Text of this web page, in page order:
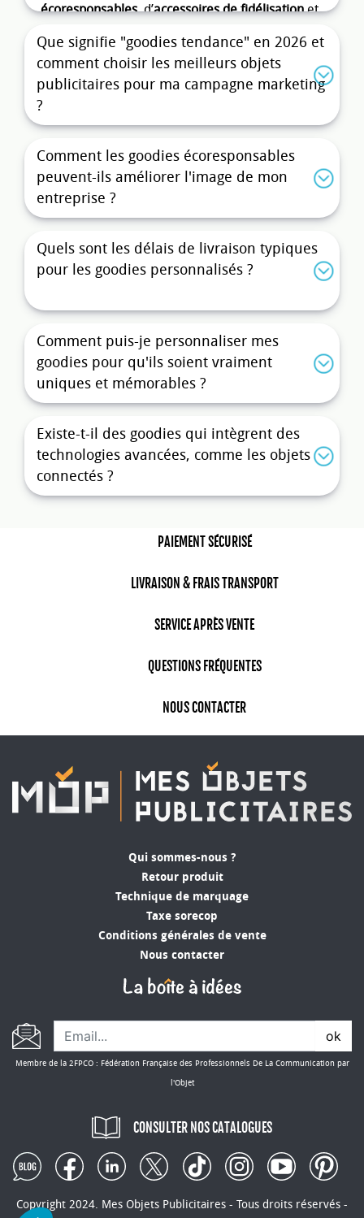
écoresponsables, d’accessoires de fidélisationet
conçus pour 2025. Des cadeaux d’affaires
durables auxgoodies écologiquesdesign, nous
vous aidons à anticiper les prochaines tendances
pour mieux marquer les esprits et soutenir vos
actions marketing.
Affirmez votre image avec desobjets
touristiquespensés pour capter l’attention.
Tendances phares 2026 : vers des
responsables
En 2025, la demande pour des
aussi forte. Fini les cadeaux jetables ou inutiles :
place à desobjets de communication durables
élégants et à réelle valeur ajoutée. Les matières
recyclées ou biosourcées sont devenues des
désormais :
Des gourdes
carnets réutilisablesavec pages
Goodies agence immobilière
goodie tendance 2025reflète les
valeurs de votre entreprise : éthique, innovation,
apprécieront de recevoir un accessoire utile et
éthique – un double impact positif pour votre
Des objets de fidélisation
innovants pour impressionner et
goodies d’entreprise tendance
contentent plus d’être beaux : ils doivent aussi
être utiles au quotidien. En anticipant les usages
au bureau, en déplacement ou à la maison, vous
maximisez l’impact de votre communication.
Voici quelques idées issues de notre collection
les salons professionnels ou les employés en
télétravail
Accessoires connectés(supports
smartphones, enceintes Bluetooth
Emballages zéro déchetréutilisables pour la
food ou les cosmétiques
Textiles techniques(t-shirts sport, bonnets,
chaussettes personnalisées) fabriqués en
Europe
Que signifie "goodies tendance" en 2026 et
comment choisir les meilleurs objets
publicitaires pour ma campagne marketing
?
Comment les goodies écoresponsables
peuvent-ils améliorer l'image de mon
entreprise ?
Quels sont les délais de livraison typiques
pour les goodies personnalisés ?
Comment puis-je personnaliser mes
goodies pour qu'ils soient vraiment
uniques et mémorables ?
Existe-t-il des goodies qui intègrent des
technologies avancées, comme les objets
connectés ?
PAIEMENT SÉCURISÉ
LIVRAISON & FRAIS TRANSPORT
SERVICE APRÈS VENTE
QUESTIONS FRÉQUENTES
NOUS CONTACTER
Qui sommes-nous ?
Retour produit
Technique de marquage
Taxe sorecop
Conditions générales de vente
Nous contacter
ok
Membre de la 2FPCO : Fédération Française des Professionnels De La Communication par
l'Objet
CONSULTER NOS CATALOGUES
Copyright 2024. Mes Objets Publicitaires - Tous droits réservés -